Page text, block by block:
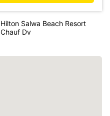
Hilton Salwa Beach Resort
Chauf Dv